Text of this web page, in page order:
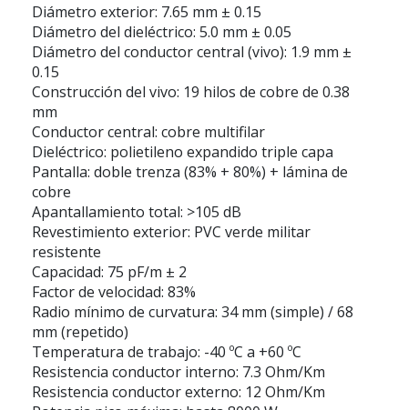
Diámetro exterior: 7.65 mm ± 0.15
Diámetro del dieléctrico: 5.0 mm ± 0.05
Diámetro del conductor central (vivo): 1.9 mm ±
0.15
Construcción del vivo: 19 hilos de cobre de 0.38
mm
Conductor central: cobre multifilar
Dieléctrico: polietileno expandido triple capa
Pantalla: doble trenza (83% + 80%) + lámina de
cobre
Apantallamiento total: >105 dB
Revestimiento exterior: PVC verde militar
resistente
Capacidad: 75 pF/m ± 2
Factor de velocidad: 83%
Radio mínimo de curvatura: 34 mm (simple) / 68
mm (repetido)
Temperatura de trabajo: -40 ºC a +60 ºC
Resistencia conductor interno: 7.3 Ohm/Km
Resistencia conductor externo: 12 Ohm/Km